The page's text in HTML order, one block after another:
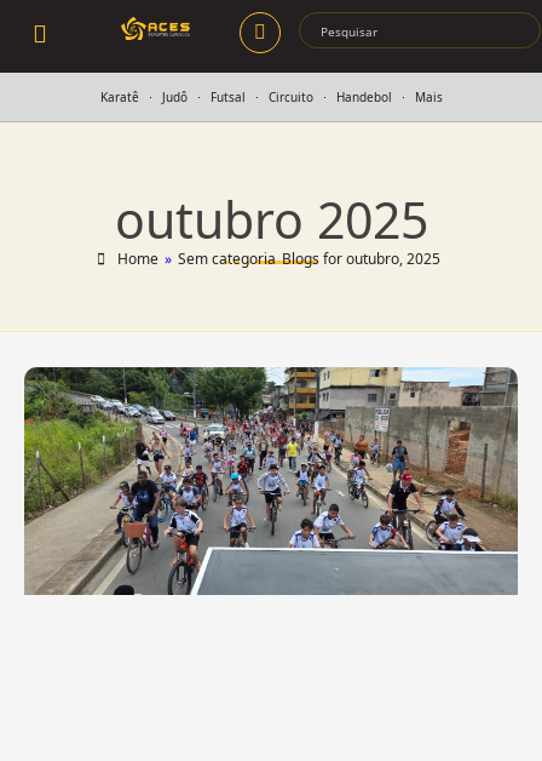
Karatê Judô Futsal Circuito Handebol Mais
outubro 2025
Home » Sem categoria Blogs for outubro, 2025